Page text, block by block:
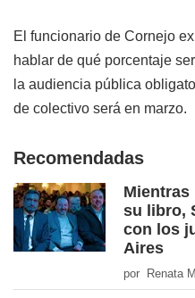
El funcionario de Cornejo
hablar de qué porcentaje
la audiencia pública
de colectivo será en marzo.
Recomendadas
Mientras
su libro,
con los
Aires
por Renata